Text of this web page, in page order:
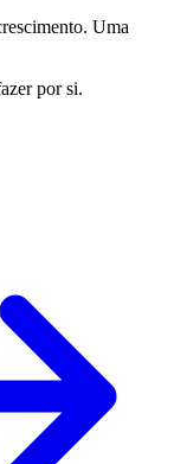
Uma
por si.